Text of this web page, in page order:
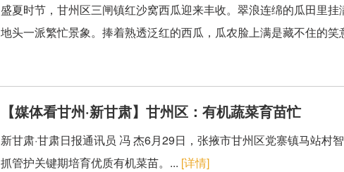
盛夏时节，甘州区三闸镇红沙窝西瓜迎来丰收。翠浪连绵的瓜田里
地头一派繁忙景象。捧着熟透泛红的西瓜，瓜农脸上满是藏不住的
【媒体看甘州·新甘肃】甘州区：有机蔬菜育苗忙
新甘肃·甘肃日报通讯员 冯 杰6月29日，张掖市甘州区党寨镇马站村
抓管护关键期培育优质有机菜苗。... [详情]